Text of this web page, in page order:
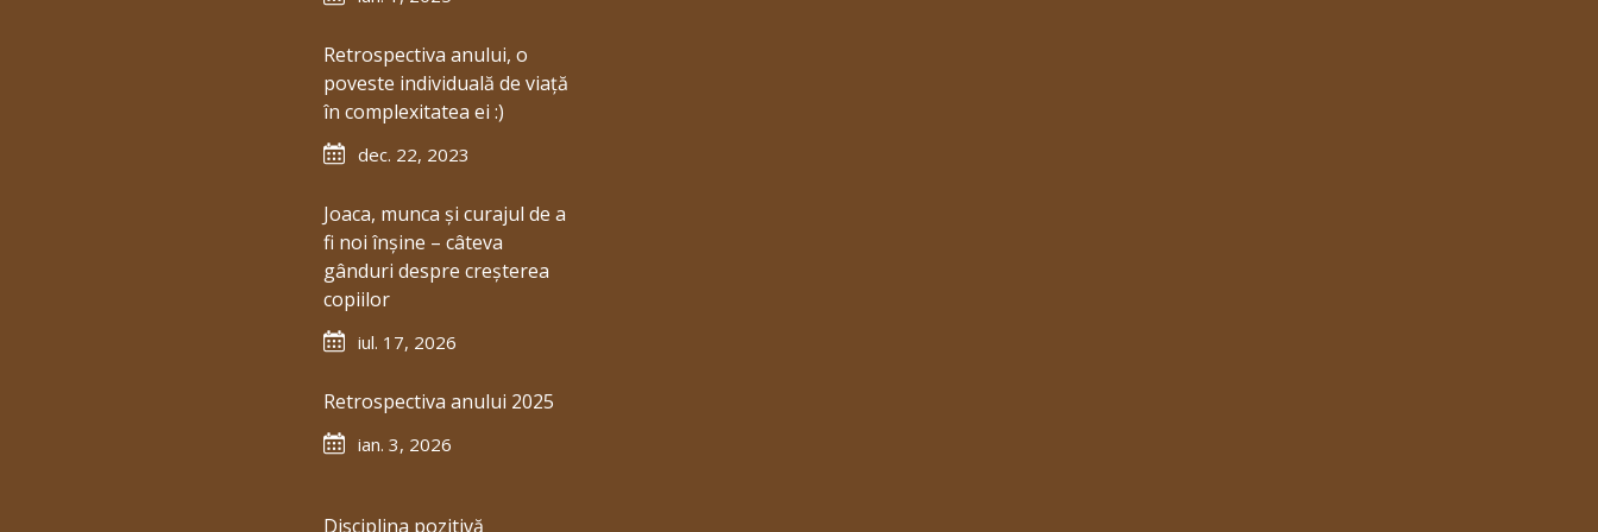
Retrospectiva anului, o
poveste individuală de viață
în complexitatea ei :)
dec. 22, 2023
Joaca, munca și curajul de a
fi noi înșine – câteva
gânduri despre creșterea
copiilor
iul. 17, 2026
Retrospectiva anului 2025
ian. 3, 2026
Disciplina pozitivă